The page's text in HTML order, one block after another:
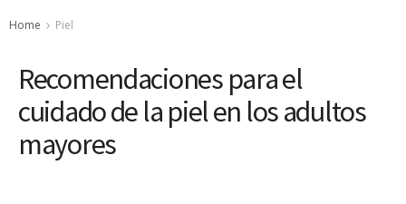
Home Piel
Recomendaciones para el
cuidado de la piel en los adultos
mayores